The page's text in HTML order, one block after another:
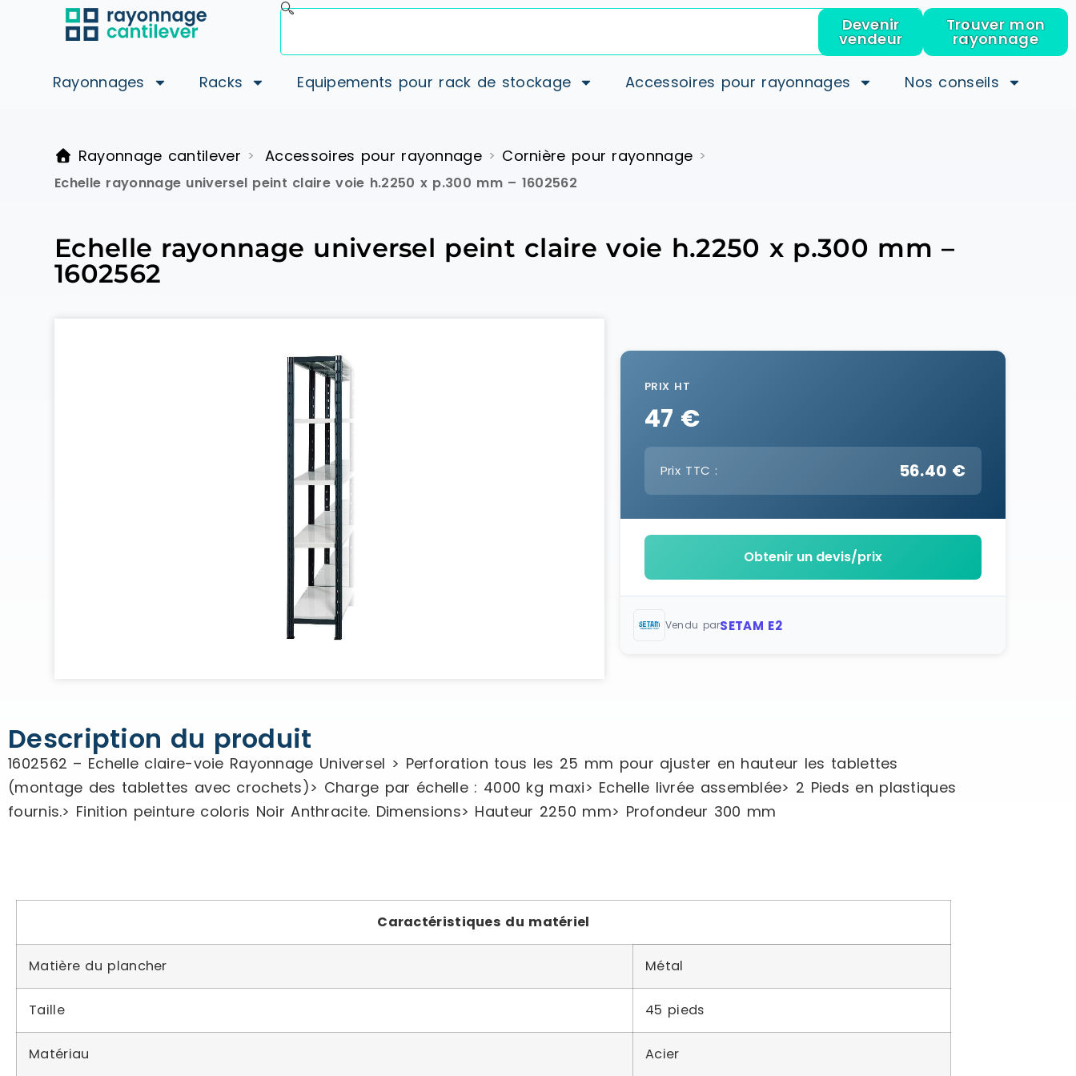
Devenir
vendeur
Trouver mon
rayonnage
Rayonnages Racks Equipements pour rack de stockage Accessoires pour rayonnages Nos conseils
Rayonnage cantilever > Accessoires pour rayonnage > Cornière pour rayonnage >
Echelle rayonnage universel peint claire voie h.2250 x p.300 mm – 1602562
Echelle rayonnage universel peint claire voie h.2250 x p.300 mm –
1602562
PRIX HT
47 €
Prix TTC : 56.40 €
Obtenir un devis/prix
Vendu parSETAM E2
Description du produit
1602562 – Echelle claire-voie Rayonnage Universel > Perforation tous les 25 mm pour ajuster en hauteur les tablettes
(montage des tablettes avec crochets)> Charge par échelle : 4000 kg maxi> Echelle livrée assemblée> 2 Pieds en plastiques
fournis.> Finition peinture coloris Noir Anthracite. Dimensions> Hauteur 2250 mm> Profondeur 300 mm
Caractéristiques du matériel
Matière du plancher Métal
Taille 45 pieds
Matériau Acier